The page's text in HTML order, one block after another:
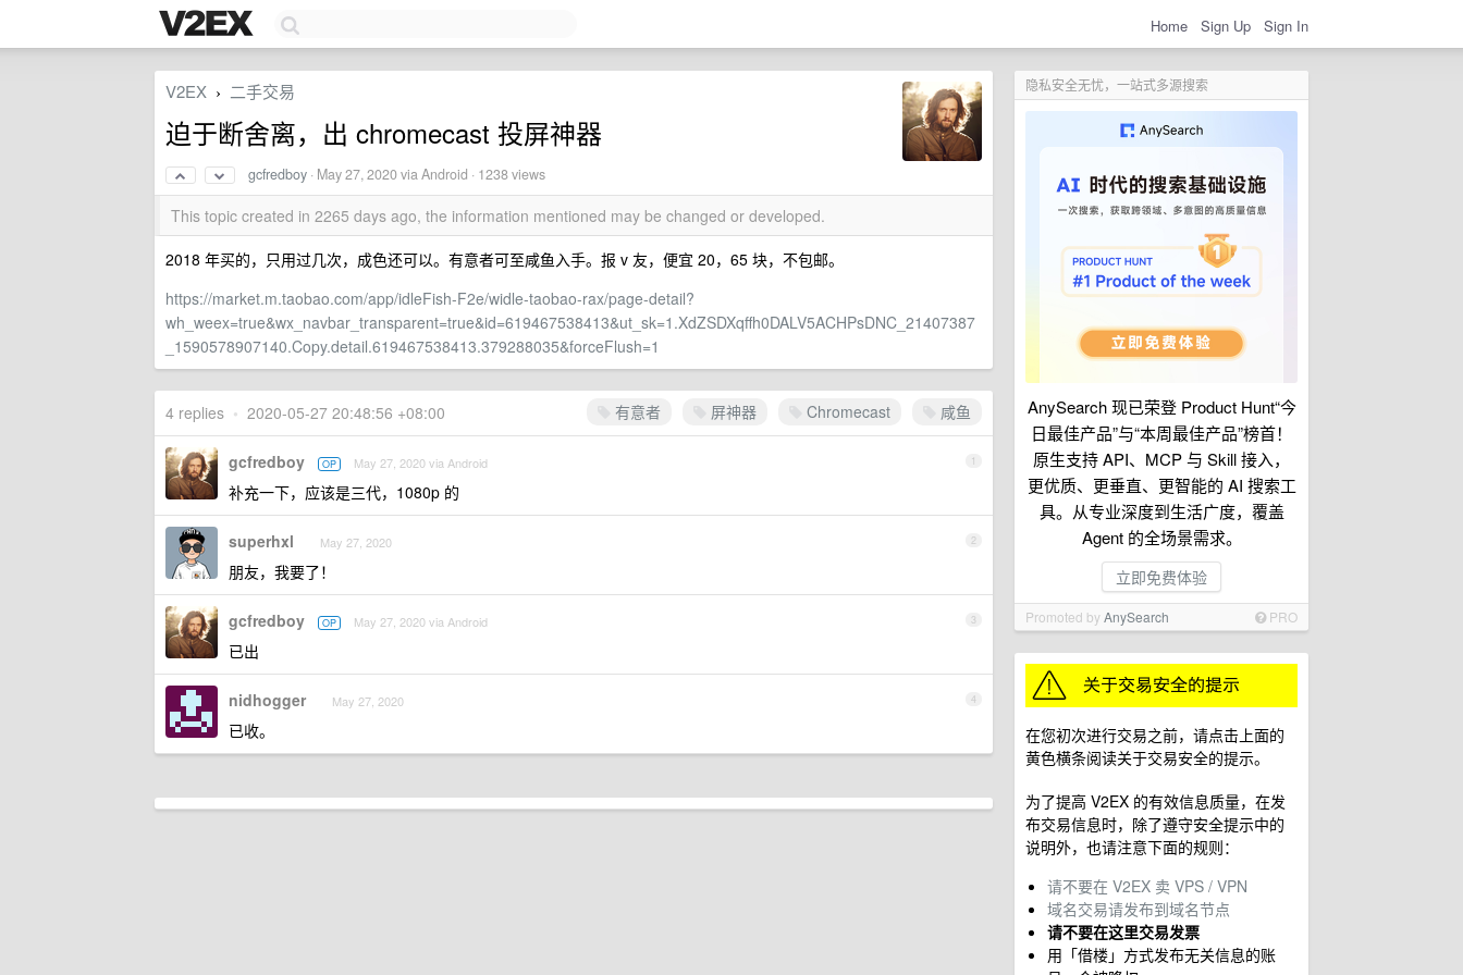
Home Sign Up Sign In
隐私安全无忧，一站式多源搜索
AnySearch 现已荣登 Product Hunt“今
日最佳产品”与“本周最佳产品”榜首！
原生支持 API、MCP 与 Skill 接入，
更优质、更垂直、更智能的 AI 搜索工
具。从专业深度到生活广度，覆盖
Agent 的全场景需求。
立即免费体验
Promoted byAnySearch PRO
在您初次进行交易之前，请点击上面的
黄色横条阅读关于交易安全的提示。
为了提高 V2EX 的有效信息质量，在发
布交易信息时，除了遵守安全提示中的
说明外，也请注意下面的规则：
请不要在 V2EX 卖 VPS / VPN
域名交易请发布到域名节点
请不要在这里交易发票
用「借楼」方式发布无关信息的账
V2EX › 二手交易
迫于断舍离，出 chromecast 投屏神器
gcfredboy · May 27, 2020via Android · 1238 views
This topic created in 2265 days ago, the information mentioned may be changed or developed.
2018 年买的，只用过几次，成色还可以。有意者可至咸鱼入手。报 v 友，便宜 20，65 块，不包邮。
https://market.m.taobao.com/app/idleFish-F2e/widle-taobao-rax/page-detail?
wh_weex=true&wx_navbar_transparent=true&id=619467538413&ut_sk=1.XdZSDXqffh0DALV5ACHPsDNC_21407387
_1590578907140.Copy.detail.619467538413.379288035&forceFlush=1
有意者 屏神器 Chromecast 咸鱼
4 replies • 2020-05-27 20:48:56 +08:00
1
gcfredboy OP May 27, 2020 via Android
补充一下，应该是三代，1080p 的
2
superhxl May 27, 2020
朋友，我要了！
3
gcfredboy OP May 27, 2020 via Android
已出
4
nidhogger May 27, 2020
已收。